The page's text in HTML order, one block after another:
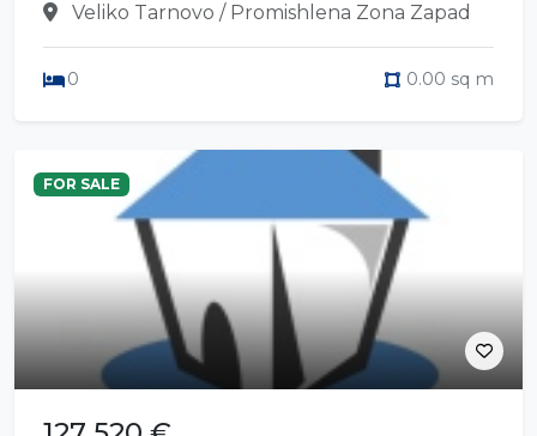
Veliko Tarnovo / Promishlena Zona Zapad
0 0.00 sq m
FOR SALE